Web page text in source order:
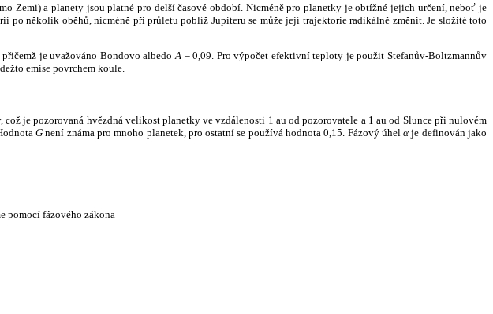
Zemi) a planety jsou platné pro delší časové období. Nicméně pro planetky je obtížné jejich určení, neboť je
po několik oběhů, nicméně při průletu poblíž Jupiteru se může její trajektorie radikálně změnit. Je složité toto
je uvažováno Bondovo albedo A = 0,09. Pro výpočet efektivní teploty je použit Stefanův-Boltzmannův
emise povrchem koule.
je pozorovaná hvězdná velikost planetky ve vzdálenosti 1 au od pozorovatele a 1 au od Slunce při nulovém
G není známa pro mnoho planetek, pro ostatní se používá hodnota 0,15. Fázový úhelα je definován jako
pomocí fázového zákona